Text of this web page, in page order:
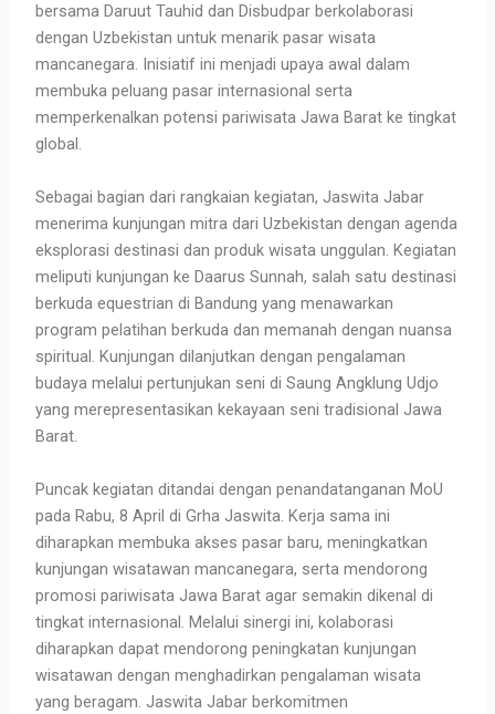
bersama Daruut Tauhid dan Disbudpar berkolaborasi
dengan Uzbekistan untuk menarik pasar wisata
mancanegara. Inisiatif ini menjadi upaya awal dalam
membuka peluang pasar internasional serta
memperkenalkan potensi pariwisata Jawa Barat ke tingkat
global.
Sebagai bagian dari rangkaian kegiatan, Jaswita Jabar
menerima kunjungan mitra dari Uzbekistan dengan agenda
eksplorasi destinasi dan produk wisata unggulan. Kegiatan
meliputi kunjungan ke Daarus Sunnah, salah satu destinasi
berkuda equestrian di Bandung yang menawarkan
program pelatihan berkuda dan memanah dengan nuansa
spiritual. Kunjungan dilanjutkan dengan pengalaman
budaya melalui pertunjukan seni di Saung Angklung Udjo
yang merepresentasikan kekayaan seni tradisional Jawa
Barat.
Puncak kegiatan ditandai dengan penandatanganan MoU
pada Rabu, 8 April di Grha Jaswita. Kerja sama ini
diharapkan membuka akses pasar baru, meningkatkan
kunjungan wisatawan mancanegara, serta mendorong
promosi pariwisata Jawa Barat agar semakin dikenal di
tingkat internasional. Melalui sinergi ini, kolaborasi
diharapkan dapat mendorong peningkatan kunjungan
wisatawan dengan menghadirkan pengalaman wisata
yang beragam. Jaswita Jabar berkomitmen